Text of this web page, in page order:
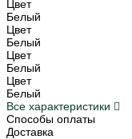
Цвет
Белый
Цвет
Белый
Цвет
Белый
Цвет
Белый
Все характеристики
Способы оплаты
Доставка